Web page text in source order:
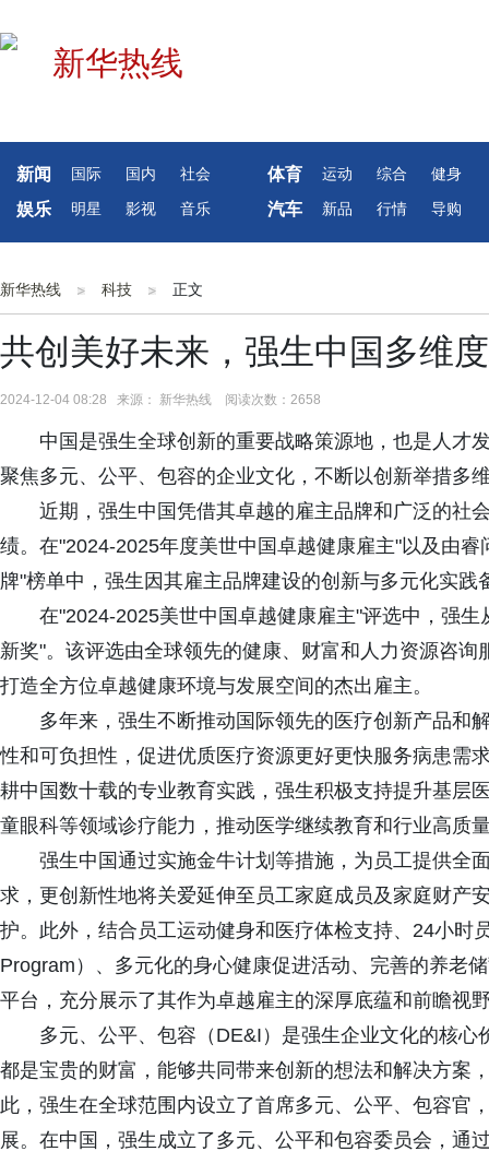
新闻 国际 国内 社会 体育 运动 综合 健身
娱乐 明星 影视 音乐 汽车 新品 行情 导购
新华热线 科技 正文
共创美好未来，强生中国多维
2024-12-04 08:28 来源： 新华热线 阅读次数：2658
中国是强生全球创新的重要战略策源地，也是人才
聚焦多元、公平、包容的企业文化，不断以创新举措多
近期，强生中国凭借其卓越的雇主品牌和广泛的社
绩。在"2024-2025年度美世中国卓越健康雇主"以及由
牌"榜单中，强生因其雇主品牌建设的创新与多元化实践
在"2024-2025美世中国卓越健康雇主"评选中，强生
新奖"。该评选由全球领先的健康、财富和人力资源咨
打造全方位卓越健康环境与发展空间的杰出雇主。
多年来，强生不断推动国际领先的医疗创新产品和
性和可负担性，促进优质医疗资源更好更快服务病患需
耕中国数十载的专业教育实践，强生积极支持提升基层
童眼科等领域诊疗能力，推动医学继续教育和行业高质
强生中国通过实施金牛计划等措施，为员工提供全
求，更创新性地将关爱延伸至员工家庭成员及家庭财产
护。此外，结合员工运动健身和医疗体检支持、24小时
Program）、多元化的身心健康促进活动、完善的养老
平台，充分展示了其作为卓越雇主的深厚底蕴和前瞻视
多元、公平、包容（DE&I）是强生企业文化的核心
都是宝贵的财富，能够共同带来创新的想法和解决方案
此，强生在全球范围内设立了首席多元、公平、包容官
展。在中国，强生成立了多元、公平和包容委员会，通